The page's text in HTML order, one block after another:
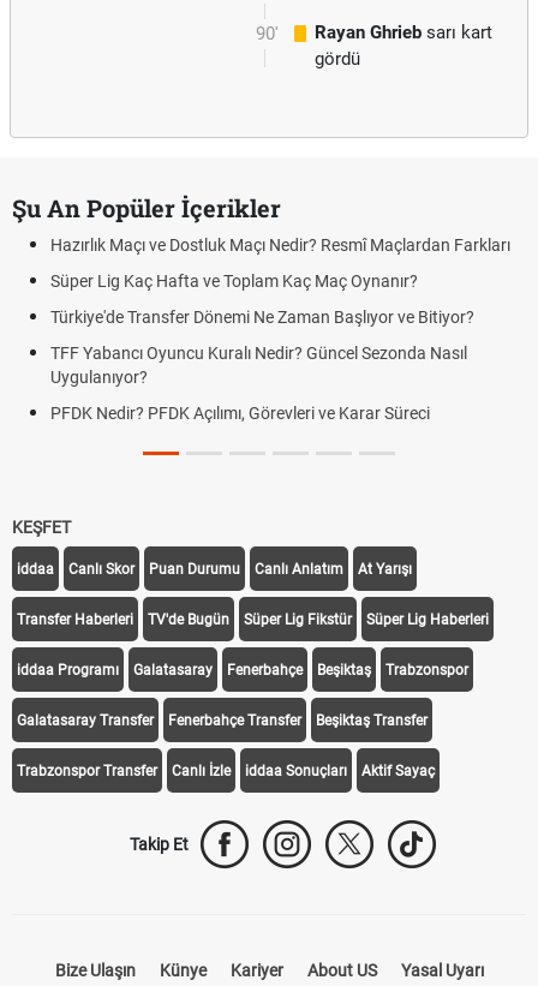
90' Rayan Ghrieb sarı kart
gördü
Şu An Popüler İçerikler
Hazırlık Maçı ve Dostluk Maçı Nedir? Resmî Maçlardan Farkları
Süper Lig Kaç Hafta ve Toplam Kaç Maç Oynanır?
Türkiye'de Transfer Dönemi Ne Zaman Başlıyor ve Bitiyor?
TFF Yabancı Oyuncu Kuralı Nedir? Güncel Sezonda Nasıl
Uygulanıyor?
PFDK Nedir? PFDK Açılımı, Görevleri ve Karar Süreci
KEŞFET
iddaa Canlı Skor Puan Durumu Canlı Anlatım At Yarışı
Transfer Haberleri TV'de Bugün Süper Lig Fikstür Süper Lig Haberleri
iddaa Programı Galatasaray Fenerbahçe Beşiktaş Trabzonspor
Galatasaray Transfer Fenerbahçe Transfer Beşiktaş Transfer
Trabzonspor Transfer Canlı İzle iddaa Sonuçları Aktif Sayaç
Takip Et
Bize Ulaşın Künye Kariyer About US Yasal Uyarı